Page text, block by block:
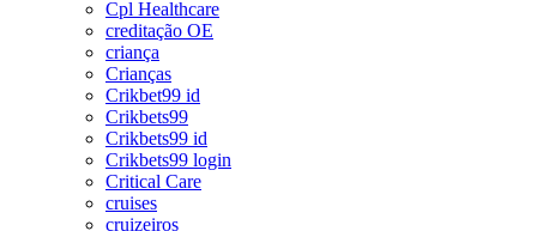
Cpl Healthcare
creditação OE
criança
Crianças
Crikbet99 id
Crikbets99
Crikbets99 id
Crikbets99 login
Critical Care
cruises
cruizeiros